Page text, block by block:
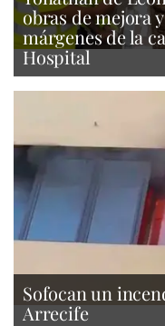
obras de mejora
márgenes de la
Hospital
Sofocan un
Arrecife